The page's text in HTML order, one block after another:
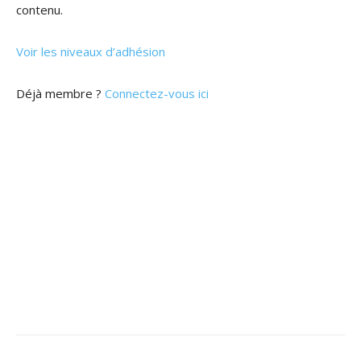
contenu.
Voir les niveaux d’adhésion
Déjà membre ? Connectez-vous ici